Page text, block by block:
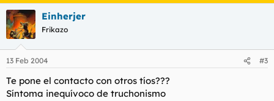
Einherjer
Frikazo
13 Feb 2004 #3
Te pone el contacto con otros tíos???
Síntoma inequívoco de truchonismo